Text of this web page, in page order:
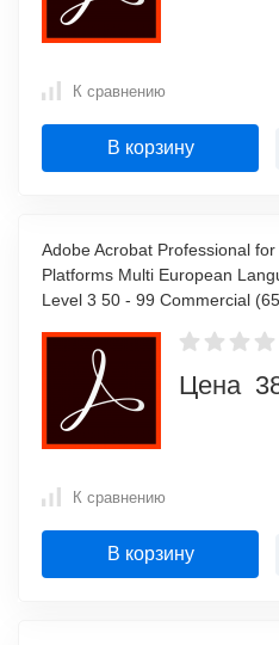
К сравнению
В корзину
Adobe Acrobat Professional
Platforms Multi European
Level 3 50 - 99 Commercial
Цена
К сравнению
В корзину